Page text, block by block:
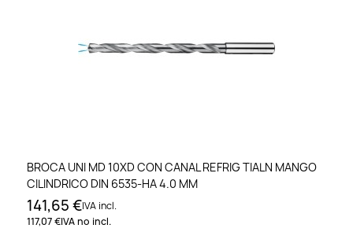
BROCA UNI MD 10XD CON CANAL REFRIG TIALN MANGO
CILINDRICO DIN 6535-HA 4.0 MM
141,65 €IVA incl.
117,07 €IVA no incl.